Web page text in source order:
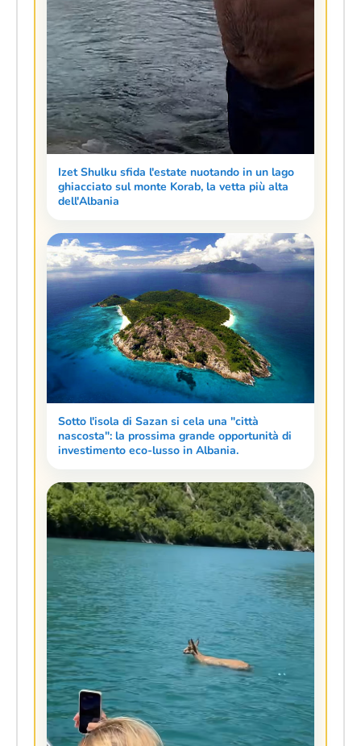
Izet Shulku sfida l'estate nuotando in un lago
ghiacciato sul monte Korab, la vetta più alta
dell'Albania
Sotto l'isola di Sazan si cela una "città
nascosta": la prossima grande opportunità di
investimento eco-lusso in Albania.